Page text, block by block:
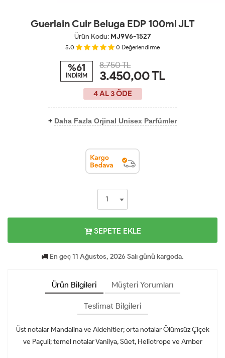
Guerlain Cuir Beluga EDP 100ml JLT
Ürün Kodu: MJ9V6-1527
5.0 0 Değerlendirme
%61
İNDİRİM
8.750 TL
3.450,00TL
4 AL 3 ÖDE
+ Daha Fazla Orjinal Unisex Parfümler
SEPETE EKLE
En geç 11 Ağustos, 2026 Salı günü kargoda.
Ürün Bilgileri Müşteri Yorumları
Teslimat Bilgileri
Üst notalar Mandalina ve Aldehitler; orta notalar Ölümsüz Çiçek
ve Paçuli; temel notalar Vanilya, Süet, Heliotrope ve Amber